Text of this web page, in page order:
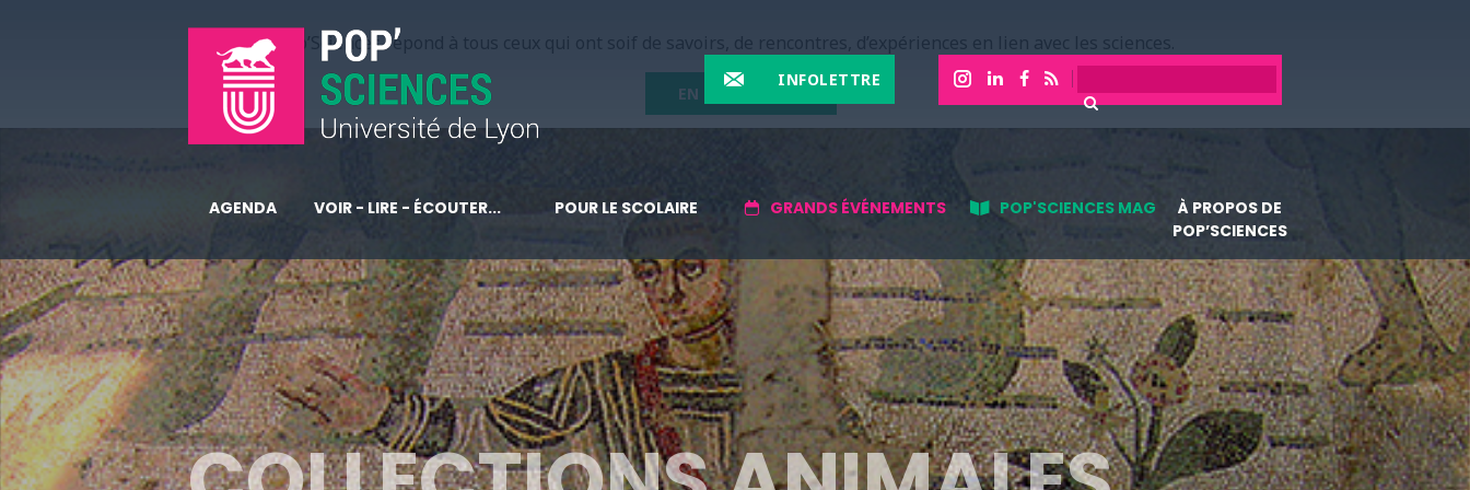
Pop’Sciences répond à tous ceux qui ont soif de savoirs, de rencontres, d’expériences en lien avec les sciences.
EN SAVOIR PLUS
INFOLETTRE
AGENDA VOIR - LIRE - ÉCOUTER... POUR LE SCOLAIRE GRANDS ÉVÉNEMENTS POP'SCIENCES MAG
À PROPOS DE
POP’SCIENCES